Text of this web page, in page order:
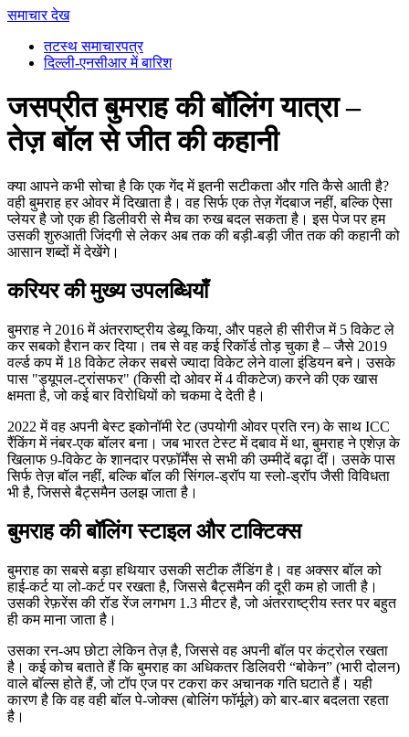
समाचार देख
तटस्थ समाचारपत्र
दिल्ली-एनसीआर में बारिश
जसप्रीत बुमराह की बॉलिंग यात्रा –
तेज़ बॉल से जीत की कहानी
क्या आपने कभी सोचा है कि एक गेंद में इतनी सटीकता और गति कैसे आती है?
वही बुमराह हर ओवर में दिखाता है। वह सिर्फ एक तेज़ गेंदबाज नहीं, बल्कि ऐसा
प्लेयर है जो एक ही डिलीवरी से मैच का रुख बदल सकता है। इस पेज पर हम
उसकी शुरुआती जिंदगी से लेकर अब तक की बड़ी‑बड़ी जीत तक की कहानी को
आसान शब्दों में देखेंगे।
करियर की मुख्य उपलब्धियाँ
बुमराह ने 2016 में अंतरराष्ट्रीय डेब्यू किया, और पहले ही सीरीज में 5 विकेट ले
कर सबको हैरान कर दिया। तब से वह कई रिकॉर्ड तोड़ चुका है – जैसे 2019
वर्ल्ड कप में 18 विकेट लेकर सबसे ज्यादा विकेट लेने वाला इंडियन बने। उसके
पास "ड्यूपल‑ट्रांसफर" (किसी दो ओवर में 4 वीकटेज) करने की एक खास
क्षमता है, जो कई बार विरोधियों को चकमा दे देती है।
2022 में वह अपनी बेस्ट इकोनॉमी रेट (उपयोगी ओवर प्रति रन) के साथ ICC
रैंकिंग में नंबर‑एक बॉलर बना। जब भारत टेस्ट में दबाव में था, बुमराह ने एशेज़ के
खिलाफ 9‑विकेट के शानदार परफ़ॉर्मेंस से सभी की उम्मीदें बढ़ा दीं। उसके पास
सिर्फ तेज़ बॉल नहीं, बल्कि बॉल की सिंगल‑ड्रॉप या स्लो‑ड्रॉप जैसी विविधता
भी है, जिससे बैट्समैन उलझ जाता है।
बुमराह की बॉलिंग स्टाइल और टाक्टिक्स
बुमराह का सबसे बड़ा हथियार उसकी सटीक लैंडिंग है। वह अक्सर बॉल को
हाई‑कर्ट या लो‑कर्ट पर रखता है, जिससे बैट्समैन की दूरी कम हो जाती है।
उसकी रेफ़रेंस की रॉड रेंज लगभग 1.3 मीटर है, जो अंतरराष्ट्रीय स्तर पर बहुत
ही कम माना जाता है।
उसका रन‑अप छोटा लेकिन तेज़ है, जिससे वह अपनी बॉल पर कंट्रोल रखता
है। कई कोच बताते हैं कि बुमराह का अधिकतर डिलिवरी “बोकेन” (भारी दोलन)
वाले बॉल्स होते हैं, जो टॉप एज पर टकरा कर अचानक गति घटाते हैं। यही
कारण है कि वह वही बॉल पे‑जोक्स (बोलिंग फॉर्मूले) को बार‑बार बदलता रहता
है।